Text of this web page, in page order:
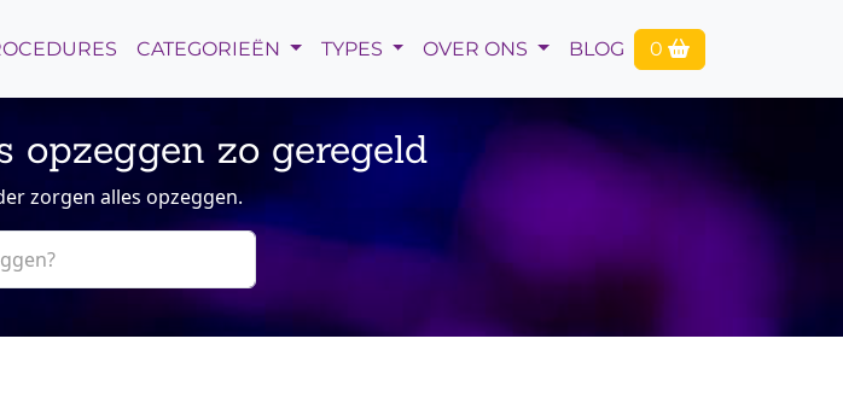
CATEGORIEËN TYPES OVER ONS BLOG 0
opzeggen zo geregeld
zorgen alles opzeggen.